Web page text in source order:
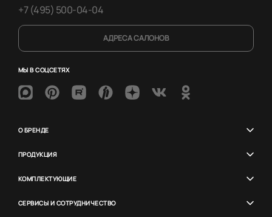
+7 (495) 500-04-04
АДРЕСА САЛОНОВ
МЫ В СОЦСЕТЯХ
О БРЕНДЕ
ПРОДУКЦИЯ
КОМПЛЕКТУЮЩИЕ
СЕРВИСЫ И СОТРУДНИЧЕСТВО